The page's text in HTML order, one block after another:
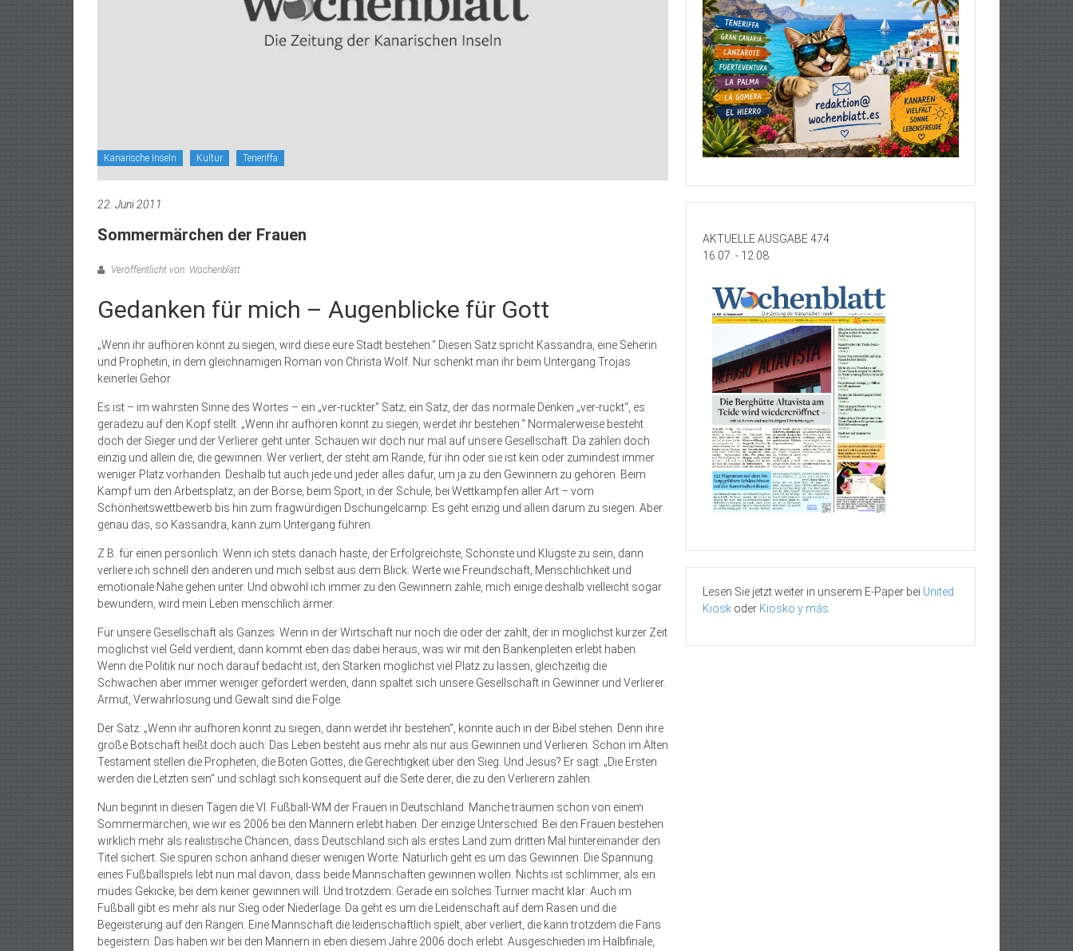
Kanarische Inseln Kultur Teneriffa
22. Juni 2011
Sommermärchen der Frauen
Veröffentlicht von: Wochenblatt
Gedanken für mich ­– Augenblicke für Gott
„Wenn ihr aufhören könnt zu siegen, wird diese eure Stadt bestehen.“ Diesen Satz spricht Kassandra, eine Seherin
und Prophetin, in dem gleichnamigen Roman von Christa Wolf. Nur schenkt man ihr beim Untergang Trojas
keinerlei Gehör.
Es ist – im wahrsten Sinne des Wortes – ein „ver-rückter“ Satz; ein Satz, der das normale Denken „ver-rückt“, es
geradezu auf den Kopf stellt. „Wenn ihr aufhören könnt zu siegen, werdet ihr bestehen.“ Normalerweise besteht
doch der Sieger und der Verlierer geht unter. Schauen wir doch nur mal auf unsere Gesellschaft: Da zählen doch
einzig und allein die, die gewinnen. Wer verliert, der steht am Rande, für ihn oder sie ist kein oder zumindest immer
weniger Platz vorhanden. Deshalb tut auch jede und jeder alles dafür, um ja zu den Gewinnern zu gehören. Beim
Kampf um den Arbeitsplatz, an der Börse, beim Sport, in der Schule, bei Wettkämpfen aller Art – vom
Schönheitswettbewerb bis hin zum fragwürdigen Dschungelcamp: Es geht einzig und allein darum zu siegen. Aber
genau das, so Kassandra, kann zum Untergang führen.
Z.B. für einen persönlich: Wenn ich stets danach haste, der Erfolgreichste, Schönste und Klügste zu sein, dann
verliere ich schnell den anderen und mich selbst aus dem Blick. Werte wie Freundschaft, Menschlichkeit und
emotionale Nähe gehen unter. Und obwohl ich immer zu den Gewinnern zähle, mich einige deshalb vielleicht sogar
bewundern, wird mein Leben menschlich ärmer.
Für unsere Gesellschaft als Ganzes: Wenn in der Wirtschaft nur noch die oder der zählt, der in möglichst kurzer Zeit
möglichst viel Geld verdient, dann kommt eben das dabei heraus, was wir mit den Bankenpleiten erlebt haben.
Wenn die Politik nur noch darauf bedacht ist, den Starken möglichst viel Platz zu lassen, gleichzeitig die
Schwachen aber immer weniger gefördert werden, dann spaltet sich unsere Gesellschaft in Gewinner und Verlierer.
Armut, Verwahrlosung und Gewalt sind die Folge.
Der Satz: „Wenn ihr aufhören könnt zu siegen, dann werdet ihr bestehen“, könnte auch in der Bibel stehen. Denn ihre
große Botschaft heißt doch auch: Das Leben besteht aus mehr als nur aus Gewinnen und Verlieren. Schon im Alten
Testament stellen die Propheten, die Boten Gottes, die Gerechtigkeit über den Sieg. Und Jesus? Er sagt: „Die Ersten
werden die Letzten sein“ und schlägt sich konsequent auf die Seite derer, die zu den Verlierern zählen.
Nun beginnt in diesen Tagen die VI. Fußball-WM der Frauen in Deutschland. Manche träumen schon von einem
Sommermärchen, wie wir es 2006 bei den Männern erlebt haben. Der einzige Unterschied: Bei den Frauen bestehen
wirklich mehr als realistische Chancen, dass Deutschland sich als erstes Land zum dritten Mal hintereinander den
Titel sichert. Sie spüren schon anhand dieser wenigen Worte: Natürlich geht es um das Gewinnen. Die Spannung
eines Fußballspiels lebt nun mal davon, dass beide Mannschaften gewinnen wollen. Nichts ist schlimmer, als ein
müdes Gekicke, bei dem keiner gewinnen will. Und trotzdem: Gerade ein solches Turnier macht klar: Auch im
Fußball gibt es mehr als nur Sieg oder Niederlage. Da geht es um die Leidenschaft auf dem Rasen und die
Begeisterung auf den Rängen. Eine Mannschaft die leidenschaftlich spielt, aber verliert, die kann trotzdem die Fans
begeistern. Das haben wir bei den Männern in eben diesem Jahre 2006 doch erlebt. Ausgeschieden im Halbfinale,
AKTUELLE AUSGABE 474
16.07. - 12.08.
Lesen Sie jetzt weiter in unserem E-Paper bei United
Kiosk oder Kiosko y más